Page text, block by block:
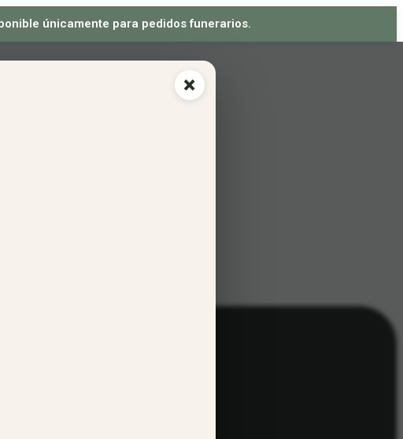
únicamente para pedidos funerarios.
×